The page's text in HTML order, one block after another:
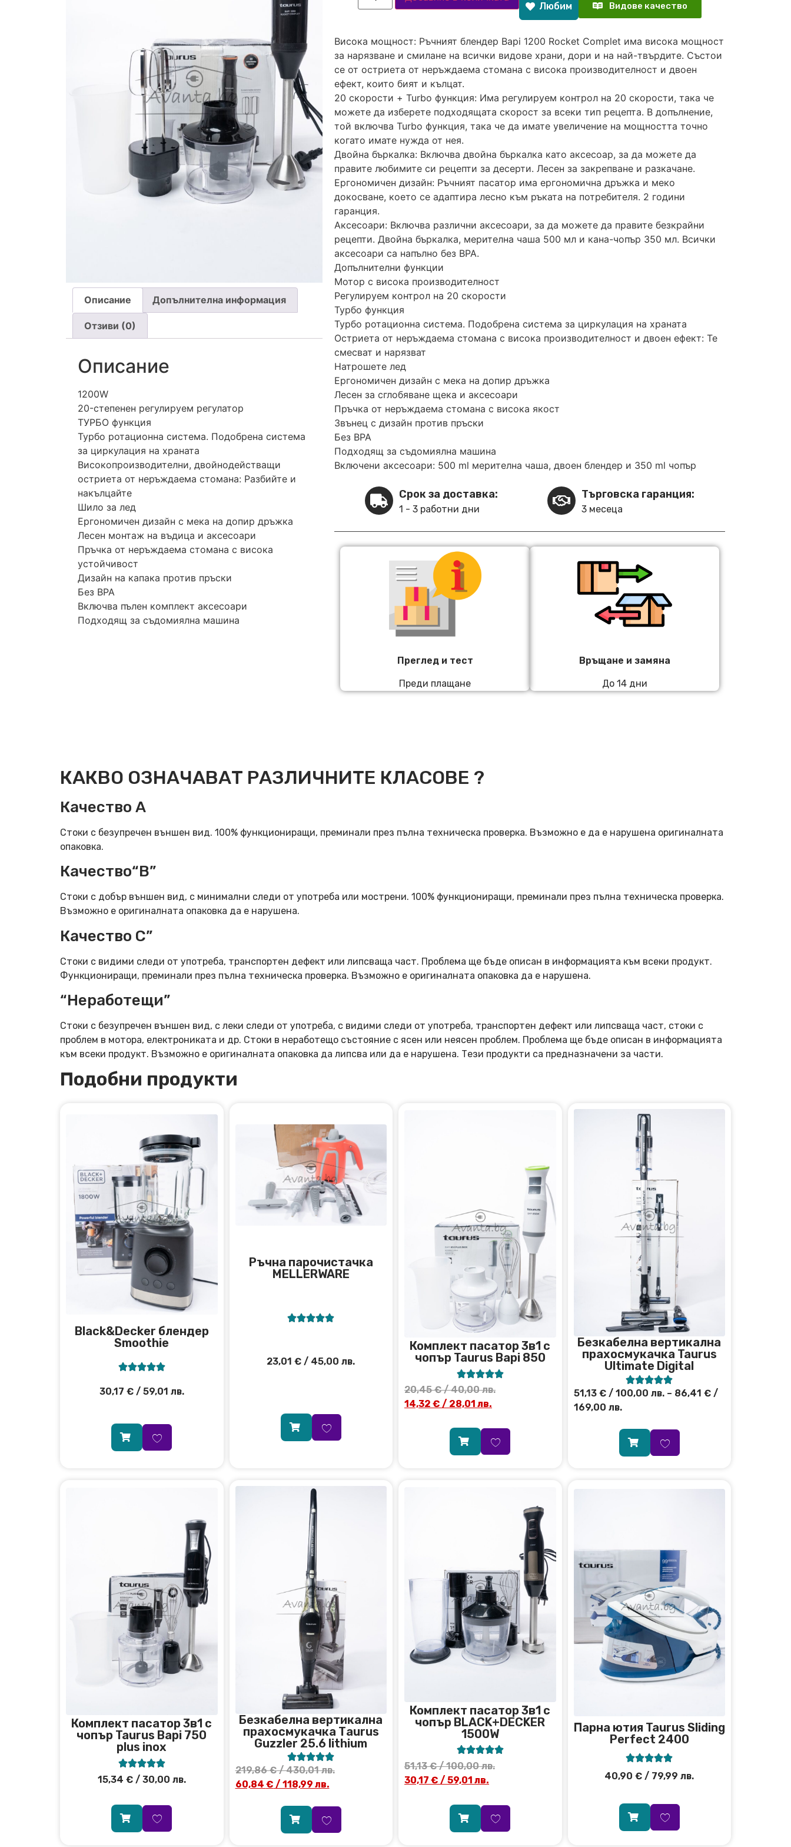
Описание Допълнителна информация
Отзиви (0)
Описание
1200W
20-степенен регулируем регулатор
ТУРБО функция
Турбо ротационна система. Подобрена система
за циркулация на храната
Високопроизводителни, двойнодействащи
остриета от неръждаема стомана: Разбийте и
накълцайте
Шило за лед
Ергономичен дизайн с мека на допир дръжка
Лесен монтаж на въдица и аксесоари
Пръчка от неръждаема стомана с висока
устойчивост
Дизайн на капака против пръски
Без BPA
Включва пълен комплект аксесоари
Подходящ за съдомиялна машина
Любим Видове качество
Висока мощност: Ръчният блендер Bapi 1200 Rocket Complet има висока мощност
за нарязване и смилане на всички видове храни, дори и на най-твърдите. Състои
се от остриета от неръждаема стомана с висока производителност и двоен
ефект, които бият и кълцат.
20 скорости + Turbo функция: Има регулируем контрол на 20 скорости, така че
можете да изберете подходящата скорост за всеки тип рецепта. В допълнение,
той включва Turbo функция, така че да имате увеличение на мощността точно
когато имате нужда от нея.
Двойна бъркалка: Включва двойна бъркалка като аксесоар, за да можете да
правите любимите си рецепти за десерти. Лесен за закрепване и разкачане.
Ергономичен дизайн: Ръчният пасатор има ергономична дръжка и меко
докосване, което се адаптира лесно към ръката на потребителя. 2 години
гаранция.
Аксесоари: Включва различни аксесоари, за да можете да правите безкрайни
рецепти. Двойна бъркалка, мерителна чаша 500 мл и кана-чопър 350 мл. Всички
аксесоари са напълно без BPA.
Допълнителни функции
Мотор с висока производителност
Регулируем контрол на 20 скорости
Турбо функция
Турбо ротационна система. Подобрена система за циркулация на храната
Остриета от неръждаема стомана с висока производителност и двоен ефект: Те
смесват и нарязват
Натрошете лед
Ергономичен дизайн с мека на допир дръжка
Лесен за сглобяване щека и аксесоари
Пръчка от неръждаема стомана с висока якост
Звънец с дизайн против пръски
Без BPA
Подходящ за съдомиялна машина
Включени аксесоари: 500 ml мерителна чаша, двоен блендер и 350 ml чопър
Срок за доставка:
1 - 3 работни дни
Търговска гаранция:
3 месеца
Преглед и тест
Преди плащане
Връщане и замяна
До 14 дни
КАКВО ОЗНАЧАВАТ РАЗЛИЧНИТЕ КЛАСОВЕ ?
Качество А
Стоки с безупречен външен вид. 100% функциониращи, преминали през пълна техническа проверка. Възможно е да е нарушена оригиналната
опаковка.
Качество“B”
Стоки с добър външен вид, с минимални следи от употреба или мострени. 100% функциониращи, преминали през пълна техническа проверка.
Възможно е оригиналната опаковка да е нарушена.
Качество C”
Стоки с видими следи от употреба, транспортен дефект или липсваща част. Проблема ще бъде описан в информацията към всеки продукт.
Функциониращи, преминали през пълна техническа проверка. Възможно е оригиналната опаковка да е нарушена.
“Неработещи”
Стоки с безупречен външен вид, с леки следи от употреба, с видими следи от употреба, транспортен дефект или липсваща част, стоки с
проблем в мотора, електрониката и др. Стоки в неработещо състояние с ясен или неясен проблем. Проблема ще бъде описан в информацията
към всеки продукт. Възможно е оригиналната опаковка да липсва или да е нарушена. Тези продукти са предназначени за части.
Подобни продукти
Black&Decker блендер
Smoothie

30,17 €/ 59,01 лв.
Ръчна парочистачка
MELLERWARE

23,01€ / 45,00 лв.
Комплект пасатор 3в1 с
чопър Taurus Bapi 850

20,45€/ 40,00 лв.
14,32 € / 28,01 лв.
Безкабелна вертикална
прахосмукачка Taurus
Ultimate Digital

51,13 €/ 100,00 лв. – 86,41 €/
169,00 лв.
Комплект пасатор 3в1 с
чопър Taurus Bapi 750
plus inox

15,34 €/ 30,00 лв.
Безкабелна вертикална
прахосмукачка Тaurus
Guzzler 25.6 lithium

219,86€/ 430,01 лв.
60,84 € / 118,99 лв.
Комплект пасатор 3в1 с
чопър BLACK+DECKER
1500W

51,13€/ 100,00 лв.
30,17 € / 59,01 лв.
Парна ютия Taurus Sliding
Perfect 2400

40,90€ / 79,99 лв.